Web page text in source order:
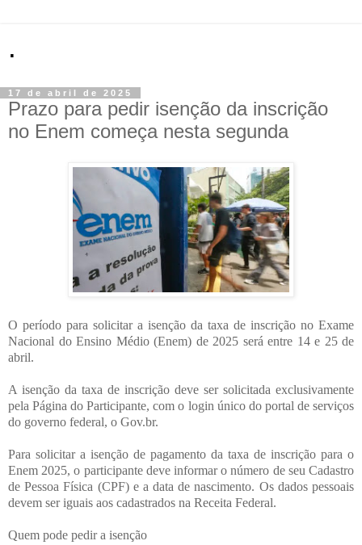
.
17 de abril de 2025
Prazo para pedir isenção da inscrição
no Enem começa nesta segunda
O período para solicitar a isenção da taxa de inscrição no Exame
Nacional do Ensino Médio (Enem) de 2025 será entre 14 e 25 de
abril.
A isenção da taxa de inscrição deve ser solicitada exclusivamente
pela Página do Participante, com o login único do portal de serviços
do governo federal, o Gov.br.
Para solicitar a isenção de pagamento da taxa de inscrição para o
Enem 2025, o participante deve informar o número de seu Cadastro
de Pessoa Física (CPF) e a data de nascimento. Os dados pessoais
devem ser iguais aos cadastrados na Receita Federal.
Quem pode pedir a isenção